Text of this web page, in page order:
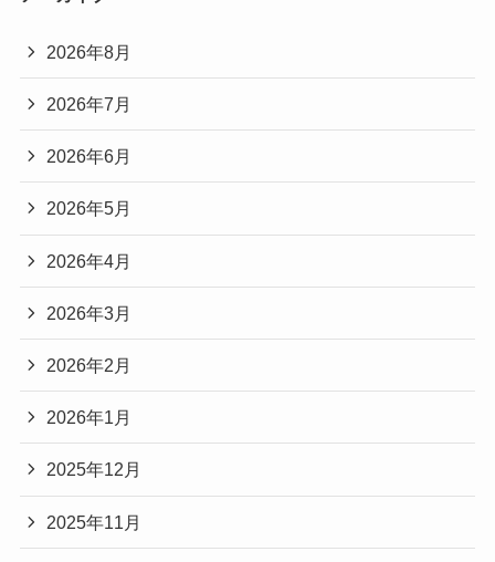
2026年8月
2026年7月
2026年6月
2026年5月
2026年4月
2026年3月
2026年2月
2026年1月
2025年12月
2025年11月